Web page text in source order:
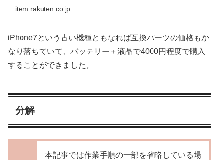
item.rakuten.co.jp
iPhone7という古い機種ともなれば互換パーツの価格もか
なり落ちていて、バッテリー＋液晶で4000円程度で購入
することができました。
分解
本記事では作業手順の一部を省略している場